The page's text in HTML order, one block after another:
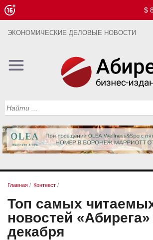
$
ЭКОНОМИЧЕСКИЕ ДЕЛОВЫЕ НОВОСТИ
Главная / Контекст /
Топ самых
новостей «Абирега»
декабря